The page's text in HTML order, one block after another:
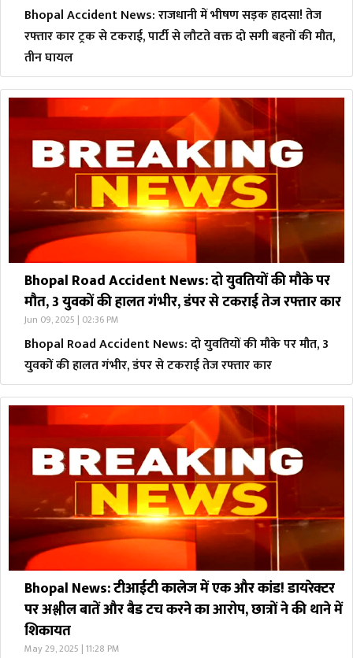
Bhopal Accident News: राजधानी में भीषण सड़क हादसा! तेज
रफ्तार कार ट्रक से टकराई, पार्टी से लौटते वक्त दो सगी बहनों की मौत,
तीन घायल
Bhopal Road Accident News: दो युवतियों की मौके पर
मौत, 3 युवकों की हालत गंभीर, डंपर से टकराई तेज रफ्तार कार
Jun 09, 2025 | 02:36 PM
Bhopal Road Accident News: दो युवतियों की मौके पर मौत, 3
युवकों की हालत गंभीर, डंपर से टकराई तेज रफ्तार कार
Bhopal News: टीआईटी कालेज में एक और कांड! डायरेक्टर
पर अश्लील बातें और बैड टच करने का आरोप, छात्रों ने की थाने में
शिकायत
May 29, 2025 | 11:28 PM